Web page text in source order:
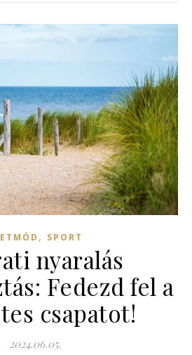
, SPORT
nyaralás
Fedezd fel a
csapatot!
2024.06.05.